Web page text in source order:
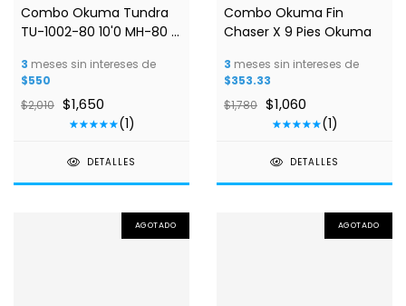
1 /3
Combo Okuma Tundra
TU-1002-80 10'0 MH-80 2
3 meses sin intereses de
$550
$2,010 $1,650
(1)
DETALLES
Combo Okuma Fin
Chaser X 9 Pies Okuma
3 meses sin intereses de
$353.33
$1,780 $1,060
(1)
DETALLES
AGOTADO AGOTADO